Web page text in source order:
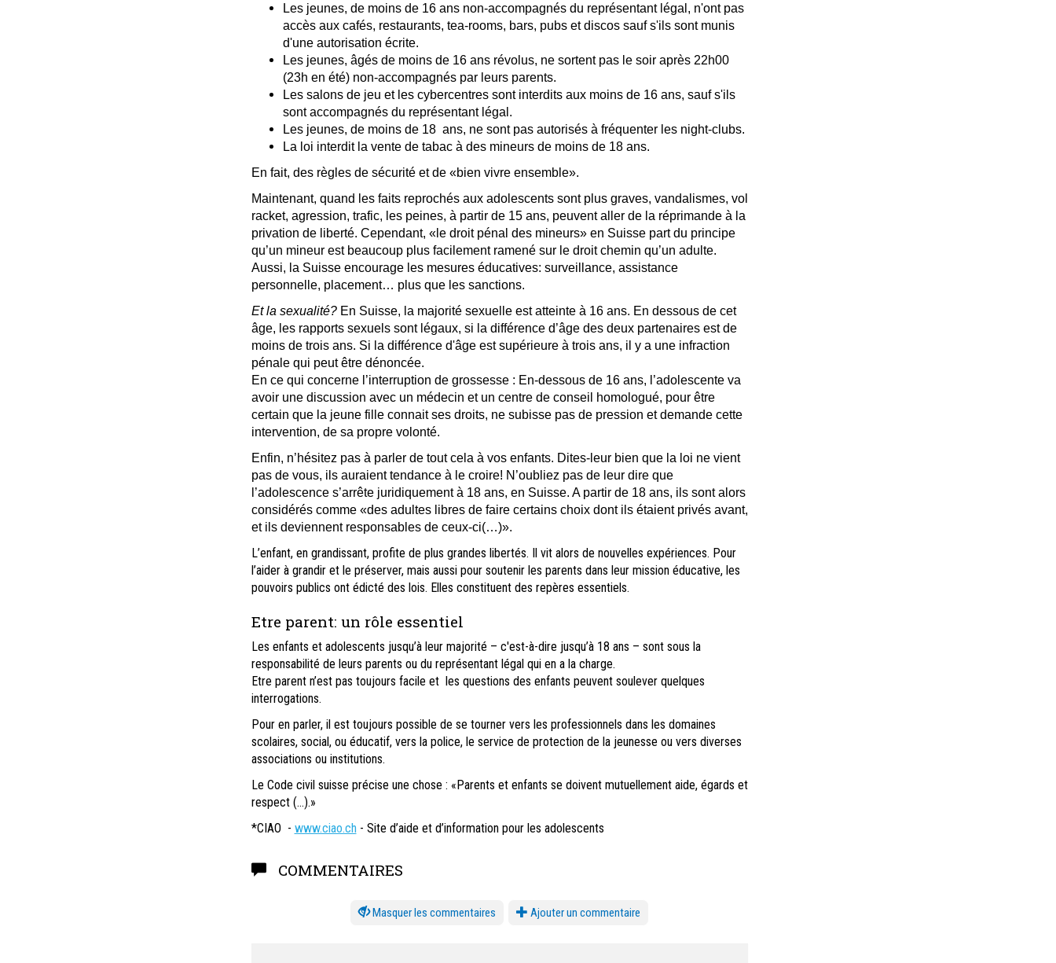
Les jeunes, de moins de 16 ans non-accompagnés du représentant légal, n'ont pas
accès aux cafés, restaurants, tea-rooms, bars, pubs et discos sauf s'ils sont munis
d'une autorisation écrite.
Les jeunes, âgés de moins de 16 ans révolus, ne sortent pas le soir après 22h00
(23h en été) non-accompagnés par leurs parents.
Les salons de jeu et les cybercentres sont interdits aux moins de 16 ans, sauf s'ils
sont accompagnés du représentant légal.
Les jeunes, de moins de 18 ans, ne sont pas autorisés à fréquenter les night-clubs.
La loi interdit la vente de tabac à des mineurs de moins de 18 ans.
En fait, des règles de sécurité et de «bien vivre ensemble».
Maintenant, quand les faits reprochés aux adolescents sont plus graves, vandalismes, vol
racket, agression, trafic, les peines, à partir de 15 ans, peuvent aller de la réprimande à la
privation de liberté. Cependant, «le droit pénal des mineurs» en Suisse part du principe
qu’un mineur est beaucoup plus facilement ramené sur le droit chemin qu’un adulte.
Aussi, la Suisse encourage les mesures éducatives: surveillance, assistance
personnelle, placement… plus que les sanctions.
Et la sexualité?En Suisse, la majorité sexuelle est atteinte à 16 ans. En dessous de cet
âge, les rapports sexuels sont légaux, si la différence d’âge des deux partenaires est de
moins de trois ans. Si la différence d'âge est supérieure à trois ans, il y a une infraction
pénale qui peut être dénoncée.
En ce qui concerne l’interruption de grossesse : En-dessous de 16 ans, l’adolescente va
avoir une discussion avec un médecin et un centre de conseil homologué, pour être
certain que la jeune fille connait ses droits, ne subisse pas de pression et demande cette
intervention, de sa propre volonté.
Enfin, n’hésitez pas à parler de tout cela à vos enfants. Dites-leur bien que la loi ne vient
pas de vous, ils auraient tendance à le croire! N’oubliez pas de leur dire que
l’adolescence s’arrête juridiquement à 18 ans, en Suisse. A partir de 18 ans, ils sont alors
considérés comme «des adultes libres de faire certains choix dont ils étaient privés avant,
et ils deviennent responsables de ceux-ci(…)».
L’enfant, en grandissant, profite de plus grandes libertés. Il vit alors de nouvelles expériences. Pour
l’aider à grandir et le préserver, mais aussi pour soutenir les parents dans leur mission éducative, les
pouvoirs publics ont édicté des lois. Elles constituent des repères essentiels.
Etre parent: un rôle essentiel
Les enfants et adolescents jusqu’à leur majorité – c'est-à-dire jusqu’à 18 ans – sont sous la
responsabilité de leurs parents ou du représentant légal qui en a la charge.
Etre parent n’est pas toujours facile et les questions des enfants peuvent soulever quelques
interrogations.
Pour en parler, il est toujours possible de se tourner vers les professionnels dans les domaines
scolaires, social, ou éducatif, vers la police, le service de protection de la jeunesse ou vers diverses
associations ou institutions.
Le Code civil suisse précise une chose : «Parents et enfants se doivent mutuellement aide, égards et
respect (…).»
*CIAO - www.ciao.ch - Site d’aide et d’information pour les adolescents
COMMENTAIRES
les commentaires Ajouter un commentaire